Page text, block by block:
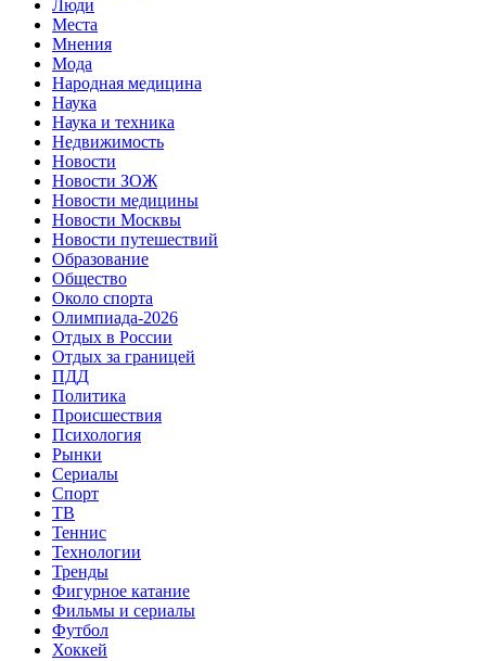
Люди
Места
Мнения
Мода
Народная медицина
Наука
Наука и техника
Недвижимость
Новости
Новости ЗОЖ
Новости медицины
Новости Москвы
Новости путешествий
Образование
Общество
Около спорта
Олимпиада-2026
Отдых в России
Отдых за границей
ПДД
Политика
Происшествия
Психология
Рынки
Сериалы
Спорт
ТВ
Теннис
Технологии
Тренды
Фигурное катание
Фильмы и сериалы
Футбол
Хоккей